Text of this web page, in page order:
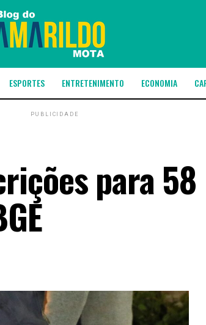
ESPORTES ENTRETENIMENTO ECONOMIA
PUBLICIDADE
para 58